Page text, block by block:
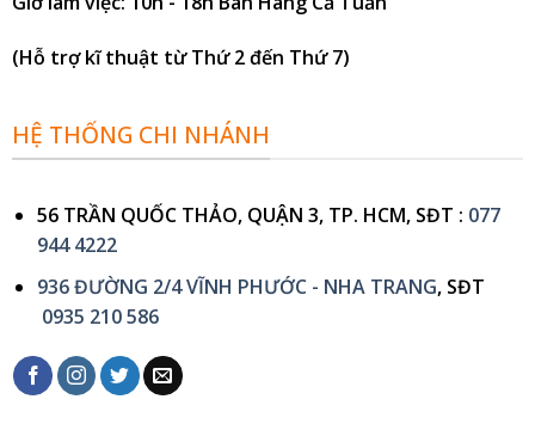
(Hỗ trợ kĩ thuật từ Thứ 2 đến Thứ 7)
HỆ THỐNG CHI NHÁNH
56 TRẦN QUỐC THẢO, QUẬN 3, TP. HCM, SĐT : 077
944 4222
936 ĐƯỜNG 2/4 VĨNH PHƯỚC - NHA TRANG, SĐT
0935 210 586